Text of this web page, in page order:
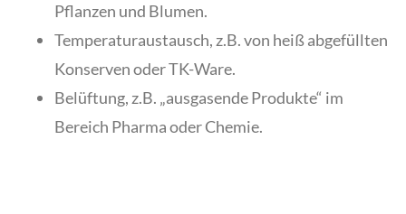
Pflanzen und Blumen.
Temperaturaustausch, z.B. von heiß abgefüllten
Konserven oder TK-Ware.
Belüftung, z.B. „ausgasende Produkte“ im
Bereich Pharma oder Chemie.